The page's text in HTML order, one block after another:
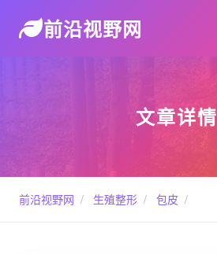
前沿视野网
文章详情
前沿视野网 / 生殖整形 / 包皮 /